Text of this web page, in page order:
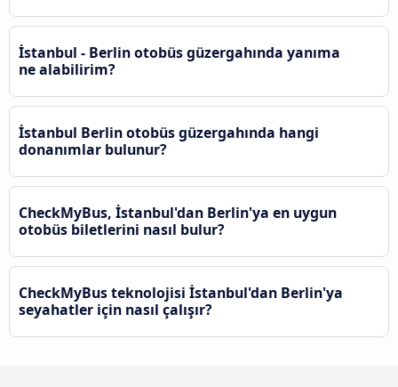
İstanbul - Berlin otobüs güzergahında yanıma
ne alabilirim?
İstanbul Berlin otobüs güzergahında hangi
donanımlar bulunur?
CheckMyBus, İstanbul'dan Berlin'ya en uygun
otobüs biletlerini nasıl bulur?
CheckMyBus teknolojisi İstanbul'dan Berlin'ya
seyahatler için nasıl çalışır?